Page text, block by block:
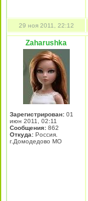
29 ноя 2011, 22:12
Zaharushka
Зарегистрирован: 01
июн 2011, 02:11
Сообщения: 862
Откуда: Россия.
г.Домодедово МО